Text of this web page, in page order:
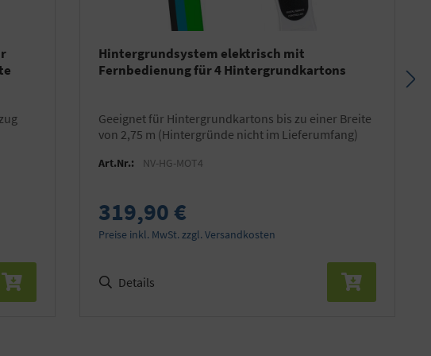
Hintergrundsystem elektrisch mit
Fernbedienung für 4 Hintergrundkartons
geeignet für Hintergrundkartons bis zu einer Breite
von 2,75 m (Hintergründe nicht im Lieferumfang)
Art.Nr.: NV-HG-MOT4
319,90 €
Preise inkl. MwSt. zzgl. Versandkosten
Details